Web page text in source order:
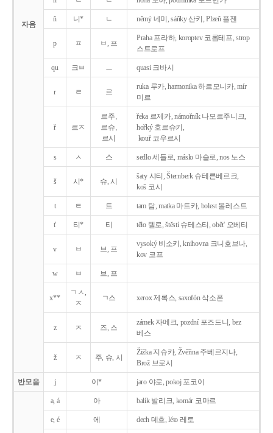
자음
ň 니* ㄴ němý 네미, sáňky 산키, Plzeň 플젠
p ㅍ ㅂ, 프
Praha 프라하, koroptev 코롭테프, strop
스트로프
qu 크ㅂ ㅡ quasi 크바시
r ㄹ 르
ruka 루카, harmonika 하르모니카, mír
미르
ř 르ㅈ
르주,
르슈,
르시
řeka 르제카, námořník 나모르주니크,
hořký 호르슈키,
kouř 코우르시
s ㅅ 스 sedlo 세들로, máslo 마슬로, nos 노스
š 시* 슈, 시
šaty 샤티, Šternberk 슈테른베르크,
koš 코시
t ㅌ 트 tam 탐, matka 마트카, bolest 볼레스트
t' 티* 티 tělo 텔로, štěstí 슈테스티, obět' 오베티
v ㅂ 브, 프
vysoký 비소키, knihovna 크니호브나,
kov 코프
w ㅂ 브, 프
x**
ㄱㅅ,
ㅈ
ㄱ스 xerox 제록스, saxofón 삭소폰
z ㅈ 즈, 스
zámek 자메크, pozdní 포즈드니, bez
베스
ž ㅈ 주, 슈, 시
Žižka 지슈카, Žvěřina 주베르지나,
Brož 브로시
반모음 j 이* jaro 야로, pokoj 포코이
a, á 아 balík 발리크, komár 코마르
e, é 에 dech 데흐, léto 레토